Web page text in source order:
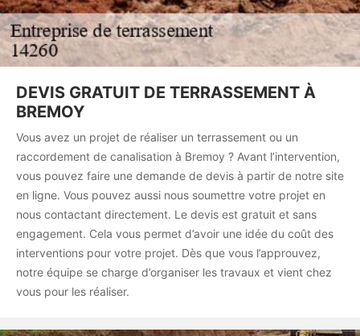
DEVIS GRATUIT DE TERRASSEMENT À
BREMOY
Vous avez un projet de réaliser un terrassement ou un
raccordement de canalisation à Bremoy ? Avant l’intervention,
vous pouvez faire une demande de devis à partir de notre site
en ligne. Vous pouvez aussi nous soumettre votre projet en
nous contactant directement. Le devis est gratuit et sans
engagement. Cela vous permet d’avoir une idée du coût des
interventions pour votre projet. Dès que vous l’approuvez,
notre équipe se charge d’organiser les travaux et vient chez
vous pour les réaliser.